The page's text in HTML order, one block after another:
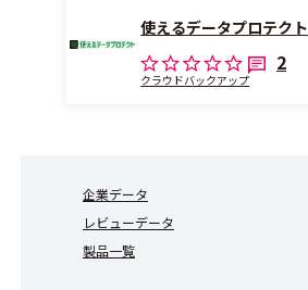
使えるデータプロテクト
2
クラウドバックアップ
企業データ
レビューデータ
製品一覧